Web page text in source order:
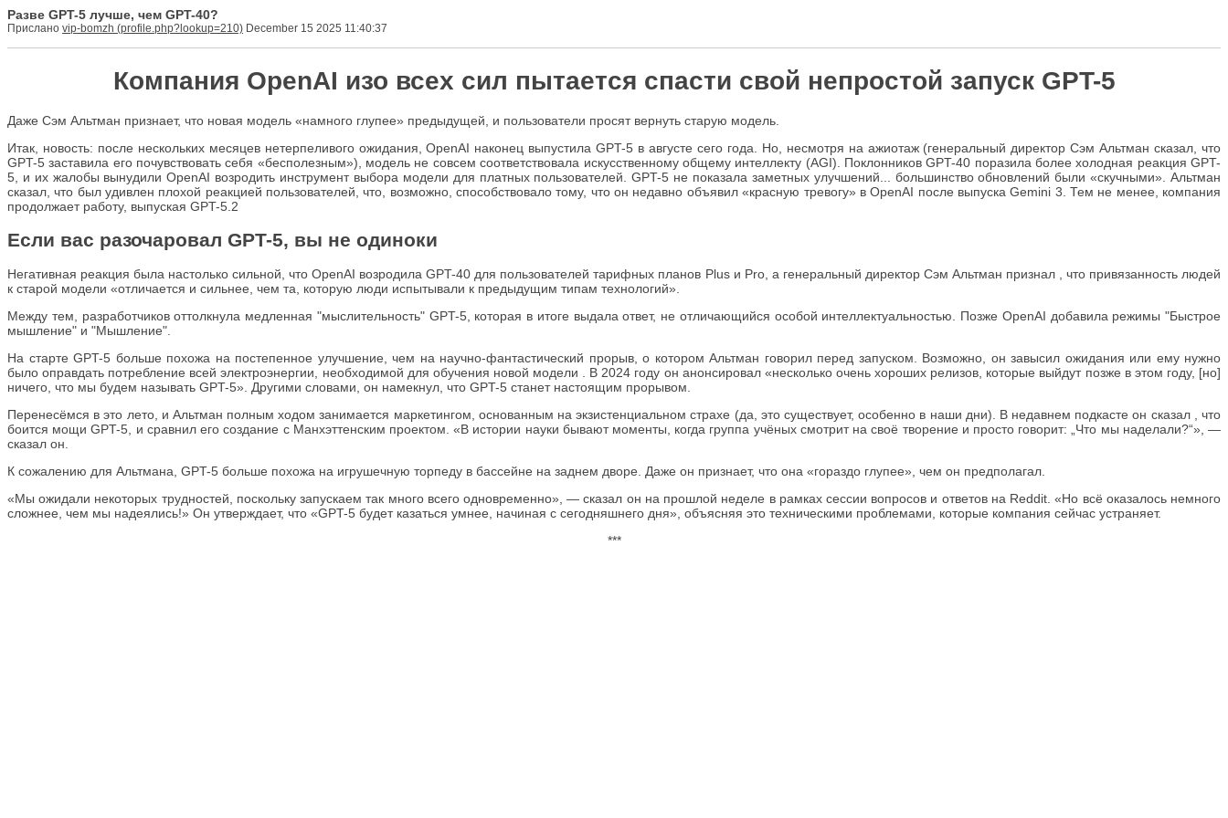
Разве GPT-5 лучше, чем GPT-40?
Прислано vip-bomzh December 15 2025 11:40:37
Компания OpenAI изо всех сил пытается спасти свой непростой запуск GPT-5
Даже Сэм Альтман признает, что новая модель «намного глупее» предыдущей, и пользователи просят вернуть старую модель.
Итак, новость: после нескольких месяцев нетерпеливого ожидания, OpenAI наконец выпустила GPT-5 в августе сего года. Но, несмотря на ажиотаж (генеральный директор Сэм Альтман сказал, что
GPT-5 заставила его почувствовать себя «бесполезным»), модель не совсем соответствовала искусственному общему интеллекту (AGI). Поклонников GPT-40 поразила более холодная реакция GPT-
5, и их жалобы вынудили OpenAI возродить инструмент выбора модели для платных пользователей. GPT-5 не показала заметных улучшений... большинство обновлений были «скучными». Альтман
сказал, что был удивлен плохой реакцией пользователей, что, возможно, способствовало тому, что он недавно объявил «красную тревогу» в OpenAI после выпуска Gemini 3. Тем не менее, компания
продолжает работу, выпуская GPT-5.2
Если вас разочаровал GPT-5, вы не одиноки
Негативная реакция была настолько сильной, что OpenAI возродила GPT-40 для пользователей тарифных планов Plus и Pro, а генеральный директор Сэм Альтман признал , что привязанность людей
к старой модели «отличается и сильнее, чем та, которую люди испытывали к предыдущим типам технологий».
Между тем, разработчиков оттолкнула медленная "мыслительность" GPT-5, которая в итоге выдала ответ, не отличающийся особой интеллектуальностью. Позже OpenAI добавила режимы "Быстрое
мышление" и "Мышление".
На старте GPT-5 больше похожа на постепенное улучшение, чем на научно-фантастический прорыв, о котором Альтман говорил перед запуском. Возможно, он завысил ожидания или ему нужно
было оправдать потребление всей электроэнергии, необходимой для обучения новой модели . В 2024 году он анонсировал «несколько очень хороших релизов, которые выйдут позже в этом году, [но]
ничего, что мы будем называть GPT-5». Другими словами, он намекнул, что GPT-5 станет настоящим прорывом.
Перенесёмся в это лето, и Альтман полным ходом занимается маркетингом, основанным на экзистенциальном страхе (да, это существует, особенно в наши дни). В недавнем подкасте он сказал , что
боится мощи GPT-5, и сравнил его создание с Манхэттенским проектом. «В истории науки бывают моменты, когда группа учёных смотрит на своё творение и просто говорит: „Что мы наделали?“», —
сказал он.
К сожалению для Альтмана, GPT-5 больше похожа на игрушечную торпеду в бассейне на заднем дворе. Даже он признает, что она «гораздо глупее», чем он предполагал.
«Мы ожидали некоторых трудностей, поскольку запускаем так много всего одновременно», — сказал он на прошлой неделе в рамках сессии вопросов и ответов на Reddit. «Но всё оказалось немного
сложнее, чем мы надеялись!» Он утверждает, что «GPT-5 будет казаться умнее, начиная с сегодняшнего дня», объясняя это техническими проблемами, которые компания сейчас устраняет.
***